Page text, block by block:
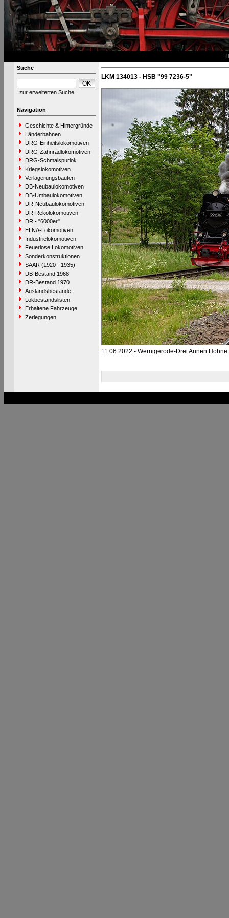
Suche
zur erweiterten Suche
Navigation
Geschichte & Hintergründe
Länderbahnen
DRG-Einheitslokomotiven
DRG-Zahnradlokomotiven
DRG-Schmalspurlok.
Kriegslokomotiven
Verlagerungsbauten
DB-Neubaulokomotiven
DB-Umbaulokomotiven
DR-Neubaulokomotiven
DR-Rekolokomotiven
DR - "6000er"
ELNA-Lokomotiven
Industrielokomotiven
Feuerlose Lokomotiven
Sonderkonstruktionen
SAAR (1920 - 1935)
DB-Bestand 1968
DR-Bestand 1970
Auslandsbestände
Lokbestandslisten
Erhaltene Fahrzeuge
Zerlegungen
LKM 134013 - HSB "99 7236-5"
11.06.2022 - Wernigerode-Drei Annen Hohne